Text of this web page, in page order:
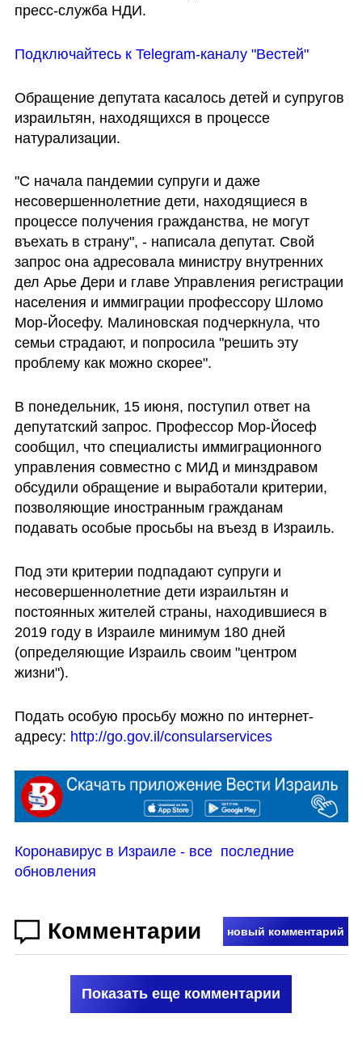
пресс-служба НДИ.
Подключайтесь к Telegram-каналу "Вестей"
Обращение депутата касалось детей и супругов
израильтян, находящихся в процессе
натурализации.
"С начала пандемии супруги и даже
несовершеннолетние дети, находящиеся в
процессе получения гражданства, не могут
въехать в страну", - написала депутат. Свой
запрос она адресовала министру внутренних
дел Арье Дери и главе Управления регистрации
населения и иммиграции профессору Шломо
Мор-Йосефу. Малиновская подчеркнула, что
семьи страдают, и попросила "решить эту
проблему как можно скорее".
В понедельник, 15 июня, поступил ответ на
депутатский запрос. Профессор Мор-Йосеф
сообщил, что специалисты иммиграционного
управления совместно с МИД и минздравом
обсудили обращение и выработали критерии,
позволяющие иностранным гражданам
подавать особые просьбы на въезд в Израиль.
Под эти критерии подпадают супруги и
несовершеннолетние дети израильтян и
постоянных жителей страны, находившиеся в
2019 году в Израиле минимум 180 дней
(определяющие Израиль своим "центром
жизни").
Подать особую просьбу можно по интернет-
адресу: http://go.gov.il/consularservices
Коронавирус в Израиле - все  последние
обновления
Комментарии новый комментарий
Показать еще комментарии